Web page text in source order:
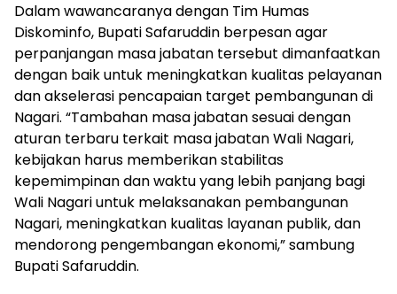
Dalam wawancaranya dengan Tim Humas
Diskominfo, Bupati Safaruddin berpesan agar
perpanjangan masa jabatan tersebut dimanfaatkan
dengan baik untuk meningkatkan kualitas pelayanan
dan akselerasi pencapaian target pembangunan di
Nagari. “Tambahan masa jabatan sesuai dengan
aturan terbaru terkait masa jabatan Wali Nagari,
kebijakan harus memberikan stabilitas
kepemimpinan dan waktu yang lebih panjang bagi
Wali Nagari untuk melaksanakan pembangunan
Nagari, meningkatkan kualitas layanan publik, dan
mendorong pengembangan ekonomi,” sambung
Bupati Safaruddin.